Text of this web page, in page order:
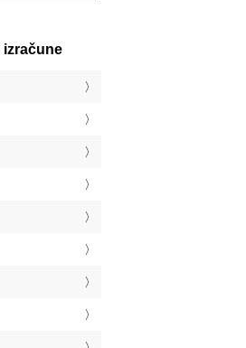
izračune